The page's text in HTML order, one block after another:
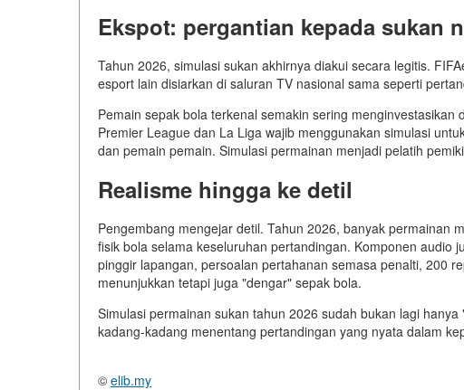
Ekspot: pergantian kepada sukan
Tahun 2026, simulasi sukan akhirnya diakui secara legitis.
esport lain disiarkan di saluran TV nasional sama seperti
Pemain sepak bola terkenal semakin sering
Premier League dan La Liga wajib menggunakan simulasi
dan pemain pemain. Simulasi permainan menjadi pelatih
Realisme hingga ke detil
Pengembang mengejar detil. Tahun 2026, banyak permainan
fisik bola selama keseluruhan pertandingan. Komponen audio
pinggir lapangan, persoalan pertahanan semasa penalti, 200
menunjukkan tetapi juga "dengar" sepak bola.
Simulasi permainan sukan tahun 2026 sudah bukan lagi
kadang-kadang menentang pertandingan yang nyata dalam
© elib.my